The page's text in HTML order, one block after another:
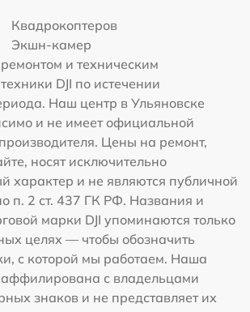
Квадрокоптеров
Экшн-камер
и техническим
DJI по истечении
Наш центр в Ульяновске
и не имеет официальной
Цены на ремонт,
носят исключительно
характер и не являются публичной
п. 2 ст. 437 ГК РФ. Названия и
марки DJI упоминаются только
целях — чтобы обозначить
с которой мы работаем. Наша
с владельцами
знаков и не представляет их